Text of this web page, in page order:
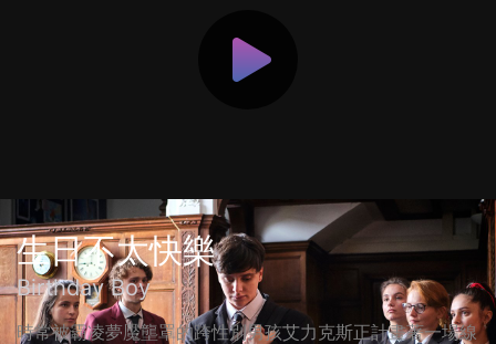
生日不太快樂
Birthday Boy
時常被霸凌夢魘壟罩的跨性別男孩艾力克斯正計畫著一場線